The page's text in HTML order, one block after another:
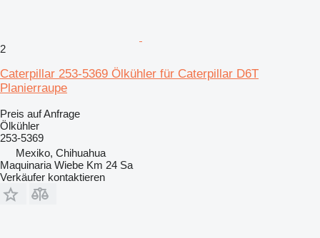
2
Caterpillar 253-5369 Ölkühler für Caterpillar D6T
Planierraupe
Preis auf Anfrage
Ölkühler
253-5369
Mexiko, Chihuahua
Maquinaria Wiebe Km 24 Sa
Verkäufer kontaktieren